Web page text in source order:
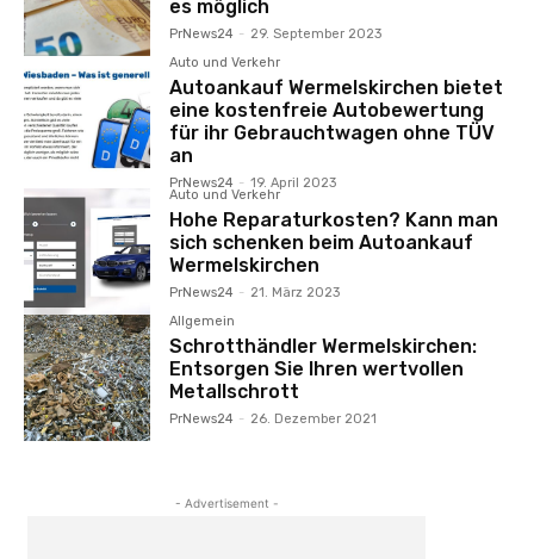
es möglich
PrNews24 - 29. September 2023
Auto und Verkehr
Autoankauf Wermelskirchen bietet
eine kostenfreie Autobewertung
für ihr Gebrauchtwagen ohne TÜV
an
PrNews24 - 19. April 2023
Auto und Verkehr
Hohe Reparaturkosten? Kann man
sich schenken beim Autoankauf
Wermelskirchen
PrNews24 - 21. März 2023
Allgemein
Schrotthändler Wermelskirchen:
Entsorgen Sie Ihren wertvollen
Metallschrott
PrNews24 - 26. Dezember 2021
- Advertisement -